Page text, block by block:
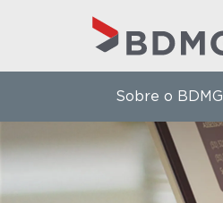
Sobre o BDMG